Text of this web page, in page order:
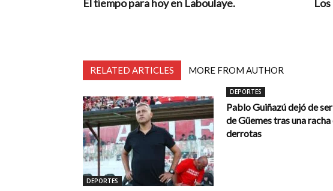
El tiempo para hoy en Laboulaye.
RELATED ARTICLES MORE FROM AUTHOR
DEPORTES
DEPORTES
Pablo Guiñazú dejó de
de Güemes tras una racha
derrotas